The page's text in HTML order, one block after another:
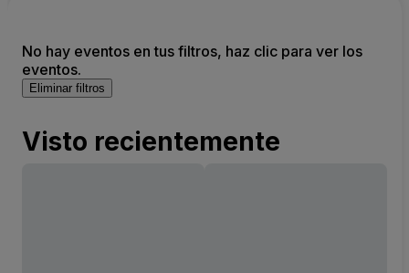
No hay eventos en tus filtros, haz clic para ver los
eventos.
Eliminar filtros
Visto recientemente